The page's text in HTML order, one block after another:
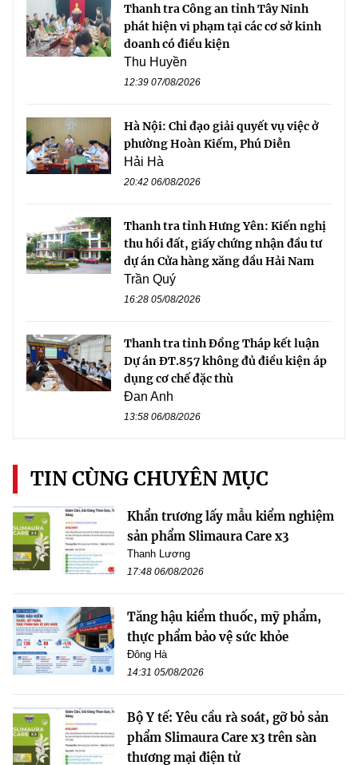
Thanh tra Công an tỉnh Tây Ninh
phát hiện vi phạm tại các cơ sở kinh
doanh có điều kiện
Thu Huyền
12:39 07/08/2026
Hà Nội: Chỉ đạo giải quyết vụ việc ở
phường Hoàn Kiếm, Phú Diễn
Hải Hà
20:42 06/08/2026
Thanh tra tỉnh Hưng Yên: Kiến nghị
thu hồi đất, giấy chứng nhận đầu tư
dự án Cửa hàng xăng dầu Hải Nam
Trần Quý
16:28 05/08/2026
Thanh tra tỉnh Đồng Tháp kết luận
Dự án ĐT.857 không đủ điều kiện áp
dụng cơ chế đặc thù
Đan Anh
13:58 06/08/2026
TIN CÙNG CHUYÊN MỤC
Khẩn trương lấy mẫu kiểm nghiệm
sản phẩm Slimaura Care x3
Thanh Lương
17:48 06/08/2026
Tăng hậu kiểm thuốc, mỹ phẩm,
thực phẩm bảo vệ sức khỏe
Đông Hà
14:31 05/08/2026
Bộ Y tế: Yêu cầu rà soát, gỡ bỏ sản
phẩm Slimaura Care x3 trên sàn
thương mại điện tử